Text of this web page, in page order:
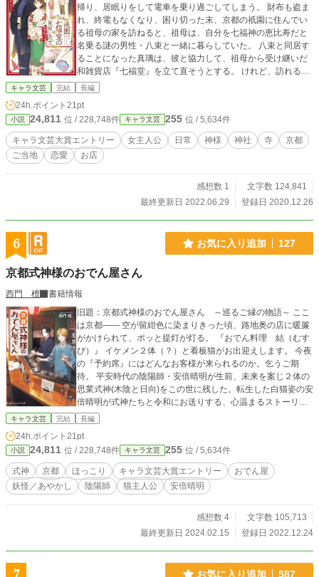
帰り、居眠りをして電車を乗り過ごしてしまう。 財布も盗ま
れ、終電もなくなり、困り切った末、京都の祇園に住んでい
る祖母の家を訪ねると、祖母は、自分を七福神の恵比寿だと
名乗る謎の男性・八束と一緒に暮らしていた。 八束と同居す
ることになった真璃は、彼と協力して、祖母から受け継いだ
和雑貨店『七福堂』を立て直そうとする。 けれど、訪れるお
客は神様ばかりで！？ ※キャラ文芸大賞に応募しています。
です。 －－－－－－－－－－－－－－－－－－－ 実在の神社
仏閣、場所等が出てきますが、このお話はフィクションで
す。実在の神社、場所、人物等、一切の関係はございませ
ん。
キャラ文芸 完結 長編
24h.ポイント 21pt
小説 24,811 位 / 228,748件 キャラ文芸 255 位 / 5,634件
キャラ文芸大賞エントリー 女主人公 日常 神様 神社 寺
京都
ご当地
恋愛 お店
感想数 1
文字数 124,841
最終更新日 2022.06.29
登録日 2020.12.26
6 お気に入り追加 127
京都式神様のおでん屋さん
西門 檀
書籍情報
旧題：京都式神様のおでん屋さん ～巡るご縁の物語～ ここ
は京都—— 空が留紺色に染まりきった頃、路地奥の店に暖簾
がかけられて、ポッと提灯が灯る。 『おでん料理 結（むす
び）』 イケメン２体（？）と看板猫がお出迎えします。 今夜
の『予約席』にはどんなお客様が来られるのか。乞うご期
待。 平安時代の陰陽師・安倍晴明が生前、未来を案じ２体の
思業式神(木陰と日向)をこの世に残した。転生した白猫姿の安
倍晴明が式神たちと令和にお送りする、心温まるストーリ
ー。 ※2022年12月24日より連載スタート 毎日仕事と両立
キャラ文芸 完結 長編
24h.ポイント 21pt
小説 24,811 位 / 228,748件 キャラ文芸 255 位 / 5,634件
式神 京都 ほっこり キャラ文芸大賞エントリー
おでん屋
妖怪／あやかし
陰陽師 猫主人公 安倍晴明
感想数 4
文字数 105,713
最終更新日 2024.02.15
登録日 2022.12.24
お気に入り追加 587